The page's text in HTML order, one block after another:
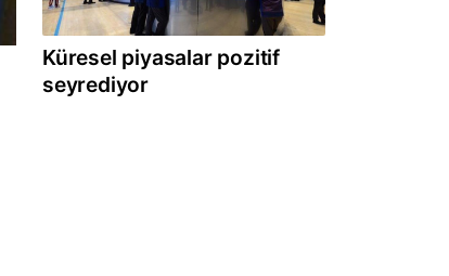
Küresel piyasalar pozitif
seyrediyor